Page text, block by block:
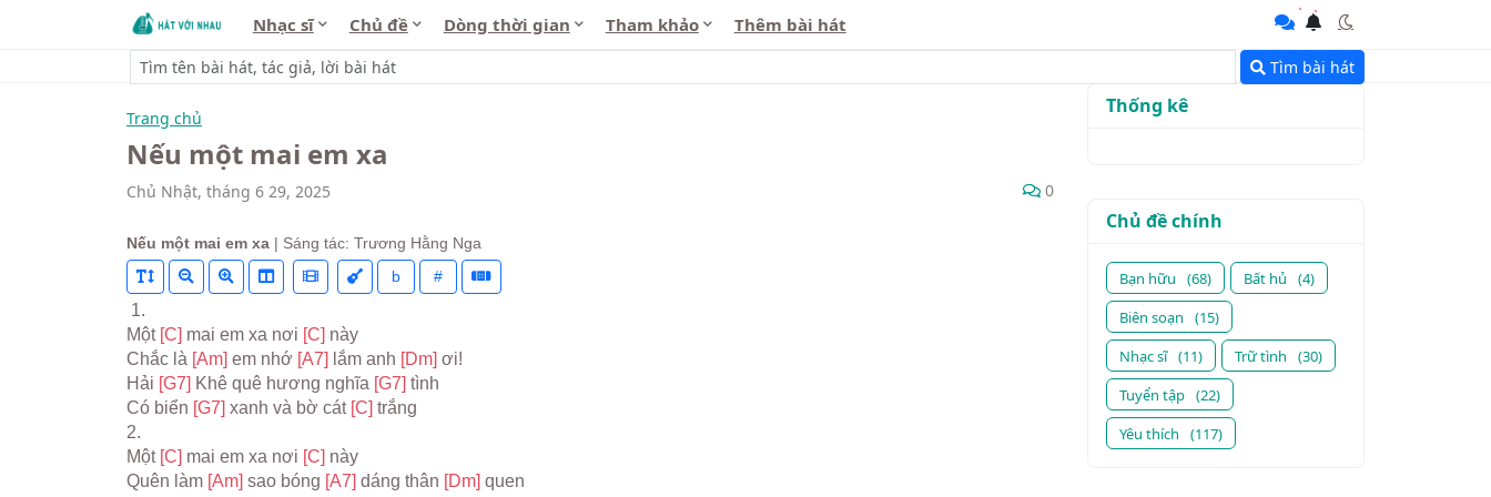
Nhạc sĩ Chủ đề Dòng thời gian Tham khảo Thêm bài hát
Tìm bài hát
Trang chủ
Nếu một mai em xa
Chủ Nhật, tháng 6 29, 2025 0
Nếu một mai em xa | Sáng tác: Trương Hằng Nga
b
#
1.
Một [C] mai em xa nơi [C] này
Chắc là [Am] em nhớ [A7] lắm anh [Dm] ơi!
Hải [G7] Khê quê hương nghĩa [G7] tình
Có biển [G7] xanh và bờ cát [C] trắng
2.
Một [C] mai em xa nơi [C] này
Quên làm [Am] sao bóng [A7] dáng thân [Dm] quen
Thống kê
Chủ đề chính
Bạn hữu (68) Bất hủ
(4)
Biên soạn
(15)
Nhạc sĩ (11) Trữ tình
(30)
Tuyển tập (22)
Yêu thích
(117)